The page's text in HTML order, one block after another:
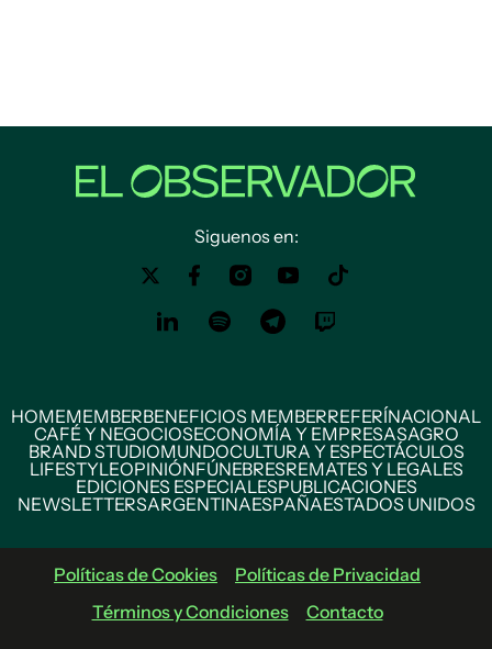
Siguenos en:
HOMEMEMBERBENEFICIOS MEMBERREFERÍNACIONAL
CAFÉ Y NEGOCIOSECONOMÍA Y EMPRESASAGRO
BRAND STUDIOMUNDOCULTURA Y ESPECTÁCULOS
LIFESTYLEOPINIÓNFÚNEBRESREMATES Y LEGALES
EDICIONES ESPECIALESPUBLICACIONES
NEWSLETTERSARGENTINAESPAÑAESTADOS UNIDOS
Políticas de Cookies
Políticas de Privacidad
Términos y Condiciones
Contacto